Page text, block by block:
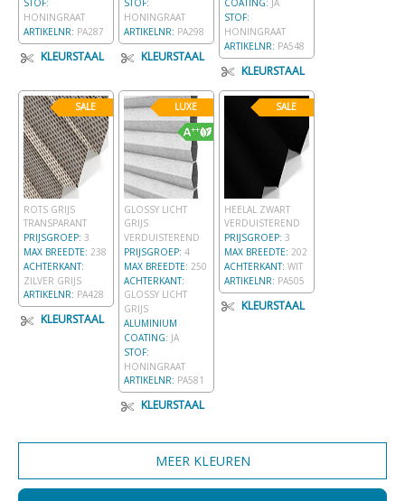
STOF:
HONINGRAAT
ARTIKELNR: PA287
KLEURSTAAL
STOF:
HONINGRAAT
ARTIKELNR: PA298
KLEURSTAAL
COATING: JA
STOF:
HONINGRAAT
ARTIKELNR: PA548
KLEURSTAAL
SALE
ROTS GRIJS
TRANSPARANT
PRIJSGROEP: 3
MAX BREEDTE: 238
ACHTERKANT:
ZILVER GRIJS
ARTIKELNR: PA428
KLEURSTAAL
LUXE
GLOSSY LICHT
GRIJS
VERDUISTEREND
PRIJSGROEP: 4
MAX BREEDTE: 250
ACHTERKANT:
GLOSSY LICHT
GRIJS
ALUMINIUM
COATING: JA
STOF:
HONINGRAAT
ARTIKELNR: PA581
KLEURSTAAL
SALE
HEELAL ZWART
VERDUISTEREND
PRIJSGROEP: 3
MAX BREEDTE: 202
ACHTERKANT: WIT
ARTIKELNR: PA505
KLEURSTAAL